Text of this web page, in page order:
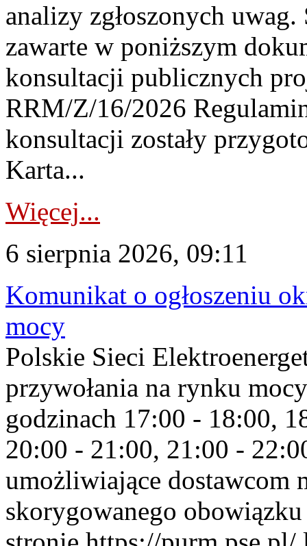
analizy zgłoszonych
zawarte w poniższym
konsultacji publicznych
RRM/Z/16/2026
konsultacji zostały
Karta...
Więcej...
6 sierpnia 2026, 09:11
Komunikat o ogłoszeniu
mocy
Polskie Sieci
przywołania na rynku
godzinach 17:00 - 18:00,
20:00 - 21:00, 21:00 -
umożliwiające dostawcom
skorygowanego